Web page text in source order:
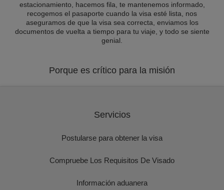
estacionamiento, hacemos fila, te mantenemos informado,
recogemos el pasaporte cuando la visa esté lista, nos
aseguramos de que la visa sea correcta, enviamos los
documentos de vuelta a tiempo para tu viaje, y todo se siente
genial.
Porque es crítico para la misión
Servicios
Postularse para obtener la visa
Compruebe Los Requisitos De Visado
Información aduanera